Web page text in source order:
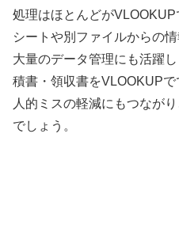
処理はほとんどが
シートや別ファイルからの
大量のデータ管理にも活躍
積書・領収書をVLOOKUP
人的ミスの軽減にもつなが
でしょう。